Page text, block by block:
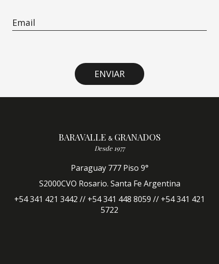
ENVIAR
BARAVALLE &GRANADOS
Desde 1977
Paraguay 777 Piso 9°
S2000CVO Rosario. Santa Fe Argentina
+54 341 421 3442 // +54 341 448 8059 // +54 341 421
5722